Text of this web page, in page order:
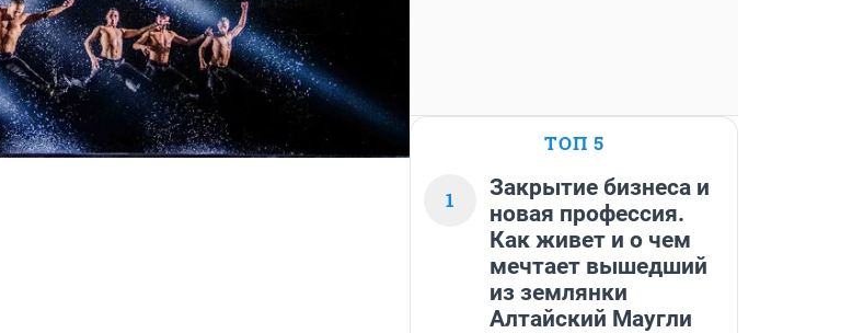
ТОП 5
1
Закрытие бизнеса и
новая профессия.
Как живет и о чем
мечтает вышедший
из землянки
Алтайский Маугли